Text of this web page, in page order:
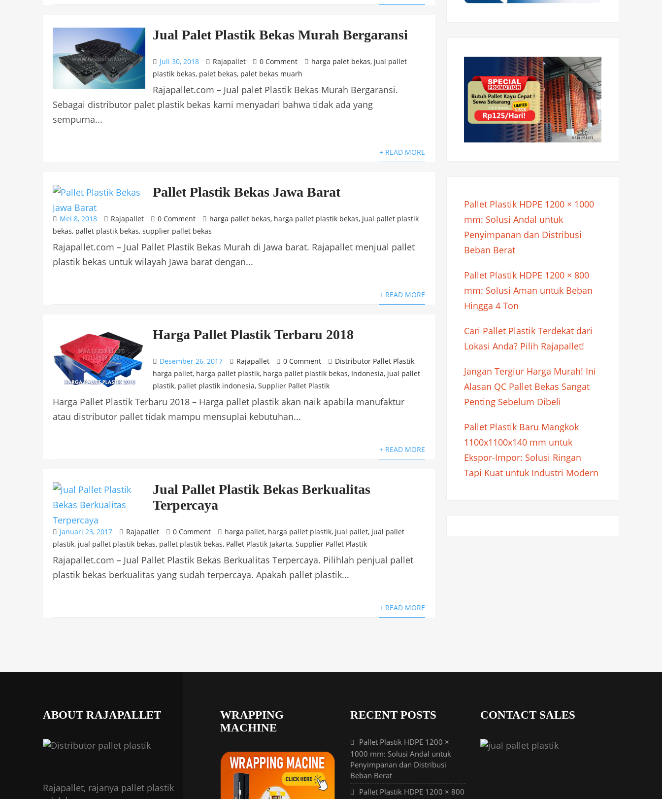
Jual Palet Plastik Bekas Murah Bergaransi
Juli 30, 2018 Rajapallet 0 Comment harga palet bekas, jual pallet
plastik bekas, palet bekas, palet bekas muarh
Rajapallet.com – Jual palet Plastik Bekas Murah Bergaransi.
Sebagai distributor palet plastik bekas kami menyadari bahwa tidak ada yang
sempurna...
+ READ MORE
Pallet Plastik Bekas Jawa Barat
Mei 8, 2018 Rajapallet 0 Comment harga pallet bekas, harga pallet plastik bekas, jual pallet plastik
bekas, pallet plastik bekas, supplier pallet bekas
Rajapallet.com – Jual Pallet Plastik Bekas Murah di Jawa barat. Rajapallet menjual pallet
plastik bekas untuk wilayah Jawa barat dengan...
+ READ MORE
Harga Pallet Plastik Terbaru 2018
Desember 26, 2017 Rajapallet 0 Comment Distributor Pallet Plastik,
harga pallet, harga pallet plastik, harga pallet plastik bekas, Indonesia, jual pallet
plastik, pallet plastik indonesia,Supplier Pallet Plastik
Harga Pallet Plastik Terbaru 2018 – Harga pallet plastik akan naik apabila manufaktur
atau distributor pallet tidak mampu mensuplai kebutuhan...
+ READ MORE
Jual Pallet Plastik Bekas Berkualitas
Terpercaya
Januari 23, 2017 Rajapallet 0 Comment harga pallet, harga pallet plastik, jual pallet, jual pallet
plastik, jual pallet plastik bekas, pallet plastik bekas, Pallet Plastik Jakarta, Supplier Pallet Plastik
Rajapallet.com – Jual Pallet Plastik Bekas Berkualitas Terpercaya. Pilihlah penjual pallet
plastik bekas berkualitas yang sudah terpercaya. Apakah pallet plastik...
+ READ MORE
Pallet Plastik HDPE 1200 × 1000
mm: Solusi Andal untuk
Penyimpanan dan Distribusi
Beban Berat
Pallet Plastik HDPE 1200 × 800
mm: Solusi Aman untuk Beban
Hingga 4 Ton
Cari Pallet Plastik Terdekat dari
Lokasi Anda? Pilih Rajapallet!
Jangan Tergiur Harga Murah! Ini
Alasan QC Pallet Bekas Sangat
Penting Sebelum Dibeli
Pallet Plastik Baru Mangkok
1100x1100x140 mm untuk
Ekspor-Impor: Solusi Ringan
Tapi Kuat untuk Industri Modern
ABOUT RAJAPALLET
Rajapallet, rajanya pallet plastik
WRAPPING
MACHINE
RECENT POSTS
Pallet Plastik HDPE 1200 ×
1000 mm: Solusi Andal untuk
Penyimpanan dan Distribusi
Beban Berat
Pallet Plastik HDPE 1200 × 800
CONTACT SALES